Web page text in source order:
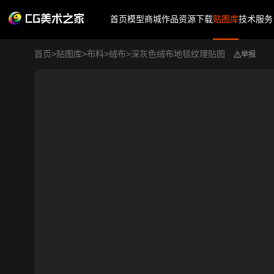
首页模型商城作品资源下载贴图库技术服务
首页>贴图库>布料>绒布>深灰色绒布地毯纹理贴图 举报